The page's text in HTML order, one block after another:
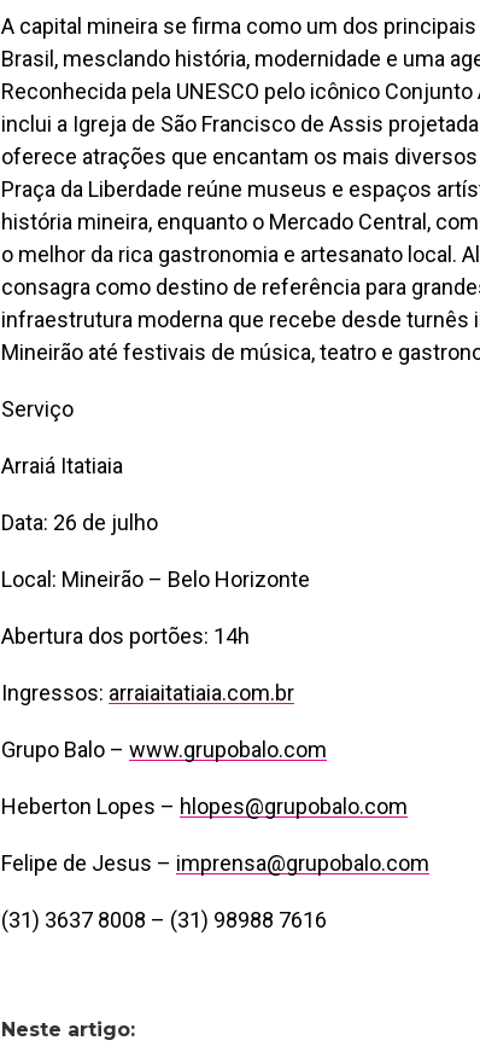
A capital mineira se firma como um dos
Brasil, mesclando história, modernidade e uma
Reconhecida pela UNESCO pelo icônico
inclui a Igreja de São Francisco de Assis
oferece atrações que encantam os mais diversos
Praça da Liberdade reúne museus e espaços
história mineira, enquanto o Mercado Central,
o melhor da rica gastronomia e artesanato local.
consagra como destino de referência para
infraestrutura moderna que recebe desde turnês
Mineirão até festivais de música, teatro e
Serviço
Arraiá Itatiaia
Data: 26 de julho
Local: Mineirão – Belo Horizonte
Abertura dos portões: 14h
Ingressos: arraiaitatiaia.com.br
Grupo Balo – www.grupobalo.com
Heberton Lopes – hlopes@grupobalo.com
Felipe de Jesus – imprensa@grupobalo.com
(31) 3637 8008 – (31) 98988 7616
Neste artigo: